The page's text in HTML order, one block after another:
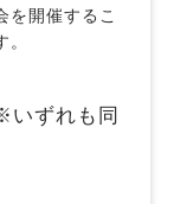
を開催するこ
ずれも同